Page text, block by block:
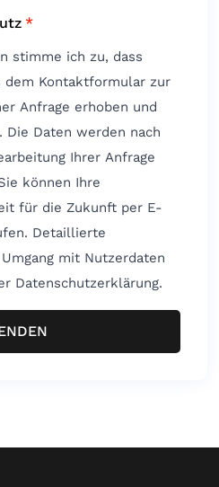
*
stimme ich zu, dass
dem Kontaktformular zur
Anfrage erhoben und
Daten werden nach
Ihrer Anfrage
für die Zukunft per E-
Detaillierte
mit Nutzerdaten
Datenschutzerklärung.